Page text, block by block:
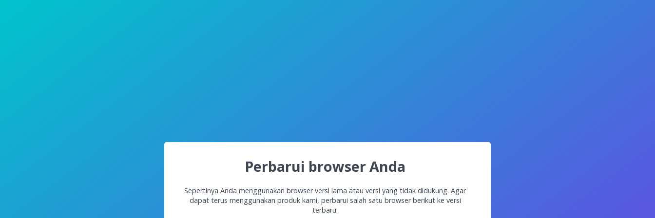
Perbarui browser Anda
Sepertinya Anda menggunakan browser versi lama atau versi yang tidak didukung. Agar
dapat terus menggunakan produk kami, perbarui salah satu browser berikut ke versi
terbaru: